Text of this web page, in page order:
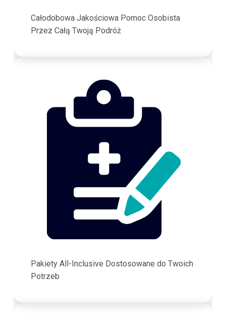
Całodobowa Jakościowa Pomoc Osobista
Przez Całą Twoją Podróż
Pakiety All-Inclusive Dostosowane do Twoich
Potrzeb